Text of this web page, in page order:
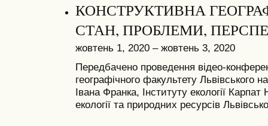
КОНСТРУКТИВНА
СТАН, ПРОБЛЕМИ,
жовтень 1, 2020 – жовтень 3, 2020
Передбачено проведення відео-
географічного факультету Львівського
Івана Франка, Інституту екології
екології та природних ресурсів